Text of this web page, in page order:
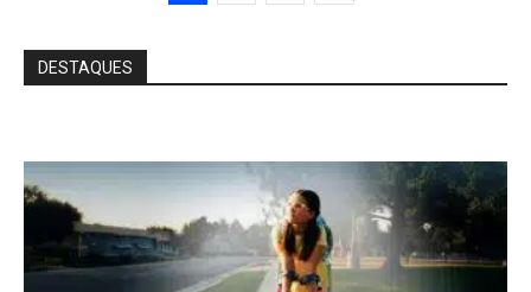
DESTAQUES